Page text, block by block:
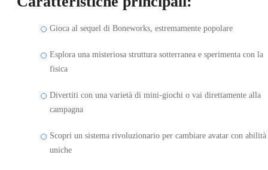
Gioca al sequel di Boneworks, estremamente popolare
Esplora una misteriosa struttura sotterranea e sperimenta con la
fisica
Divertiti con una varietà di mini-giochi o vai direttamente alla
campagna
Scopri un sistema rivoluzionario per cambiare avatar con abilità
uniche